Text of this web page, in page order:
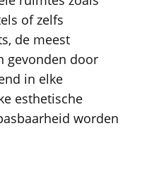
of zelfs
de meest
gevonden door
in elke
esthetische
worden